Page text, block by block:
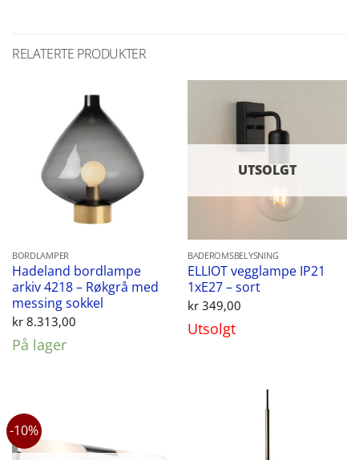
RELATERTE PRODUKTER
BORDLAMPER
Hadeland bordlampe
arkiv 4218 – Røkgrå med
messing sokkel
kr8.313,00
På lager
UTSOLGT
BADEROMSBELYSNING
ELLIOT vegglampe IP21
1xE27 – sort
kr349,00
Utsolgt
-10%